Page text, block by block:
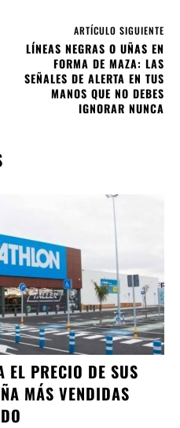
ARTÍCULO SIGUIENTE
LÍNEAS NEGRAS O UÑAS EN
FORMA DE MAZA: LAS
SEÑALES DE ALERTA EN TUS
MANOS QUE NO DEBES
IGNORAR NUNCA
EL PRECIO DE SUS
MÁS VENDIDAS